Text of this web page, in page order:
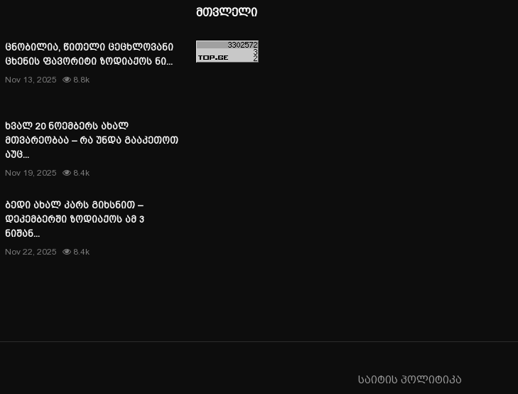
ცნობილია, წითელი ცეცხლოვანი
ცხენის ფავორიტი ზოდიაქოს ნი...
Nov 13, 2025 8.8k
ხვალ 20 ნოემბერს ახალ
მთვარეობაა – რა უნდა გააკეთოთ
აუც...
Nov 19, 2025 8.4k
ბედი ახალ კარს გიხსნით –
დეკემბერში ზოდიაქოს ამ 3
ნიშან...
Nov 22, 2025 8.4k
მთვლელი
საიტის პოლიტიკა